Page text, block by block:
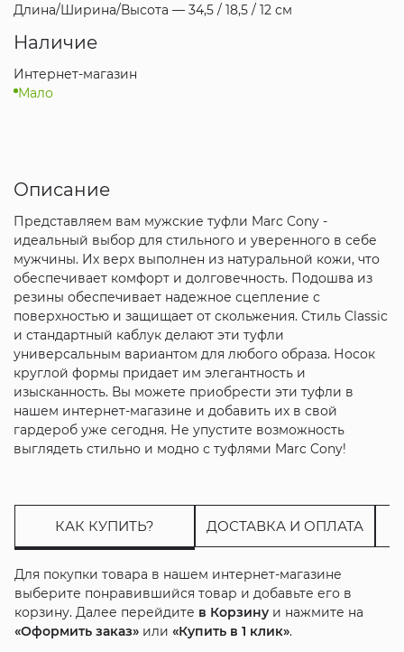
Длина/Ширина/Высота — 34,5 / 18,5 / 12 см
Наличие
Интернет-магазин
Мало
Описание
Представляем вам мужские туфли Marc Cony -
идеальный выбор для стильного и уверенного в себе
мужчины. Их верх выполнен из натуральной кожи, что
обеспечивает комфорт и долговечность. Подошва из
резины обеспечивает надежное сцепление с
поверхностью и защищает от скольжения. Стиль Classic
и стандартный каблук делают эти туфли
универсальным вариантом для любого образа. Носок
круглой формы придает им элегантность и
изысканность. Вы можете приобрести эти туфли в
нашем интернет-магазине и добавить их в свой
гардероб уже сегодня. Не упустите возможность
выглядеть стильно и модно с туфлями Marc Cony!
КАК КУПИТЬ? ДОСТАВКА И ОПЛАТА
Для покупки товара в нашем интернет-магазине
выберите понравившийся товар и добавьте его в
корзину. Далее перейдите в Корзинуи нажмите на
«Оформить заказ»или «Купить в 1 клик».